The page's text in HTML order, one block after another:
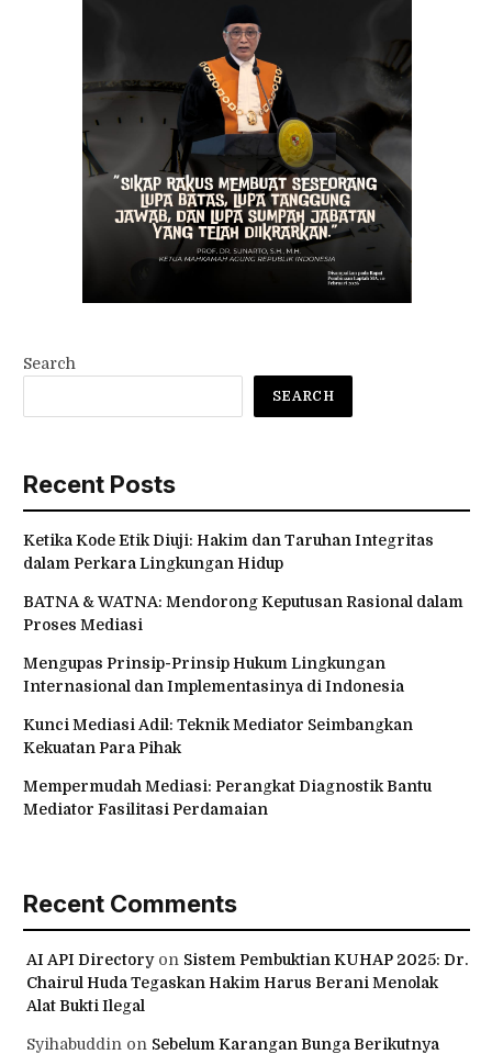
Search
SEARCH
Recent Posts
Ketika Kode Etik Diuji: Hakim dan Taruhan Integritas
dalam Perkara Lingkungan Hidup
BATNA & WATNA: Mendorong Keputusan Rasional dalam
Proses Mediasi
Mengupas Prinsip-Prinsip Hukum Lingkungan
Internasional dan Implementasinya di Indonesia
Kunci Mediasi Adil: Teknik Mediator Seimbangkan
Kekuatan Para Pihak
Mempermudah Mediasi: Perangkat Diagnostik Bantu
Mediator Fasilitasi Perdamaian
Recent Comments
AI API Directoryon Sistem Pembuktian KUHAP 2025: Dr.
Chairul Huda Tegaskan Hakim Harus Berani Menolak
Alat Bukti Ilegal
Syihabuddin on Sebelum Karangan Bunga Berikutnya